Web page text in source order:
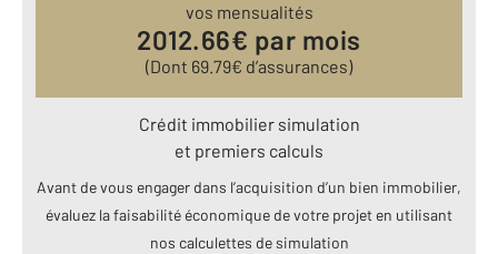
vos mensualités
2012.66€ par mois
(Dont 69.79€ d’assurances)
Crédit immobilier simulation
et premiers calculs
Avant de vous engager dans l’acquisition d’un bien immobilier,
évaluez la faisabilité économique de votre projet en utilisant
nos calculettes de simulation